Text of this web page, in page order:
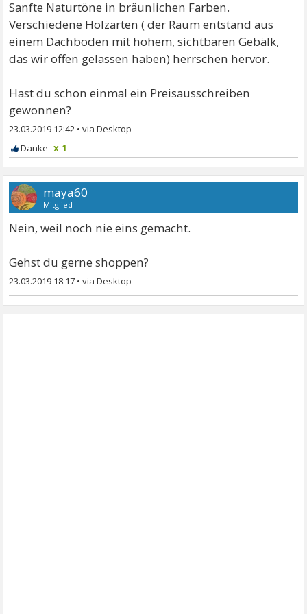
Sanfte Naturtöne in bräunlichen Farben.
Verschiedene Holzarten ( der Raum entstand aus
einem Dachboden mit hohem, sichtbaren Gebälk,
das wir offen gelassen haben) herrschen hervor.
Hast du schon einmal ein Preisausschreiben
gewonnen?
23.03.2019 12:42 •
x 1
maya60
Mitglied
Nein, weil noch nie eins gemacht.
Gehst du gerne shoppen?
23.03.2019 18:17 •